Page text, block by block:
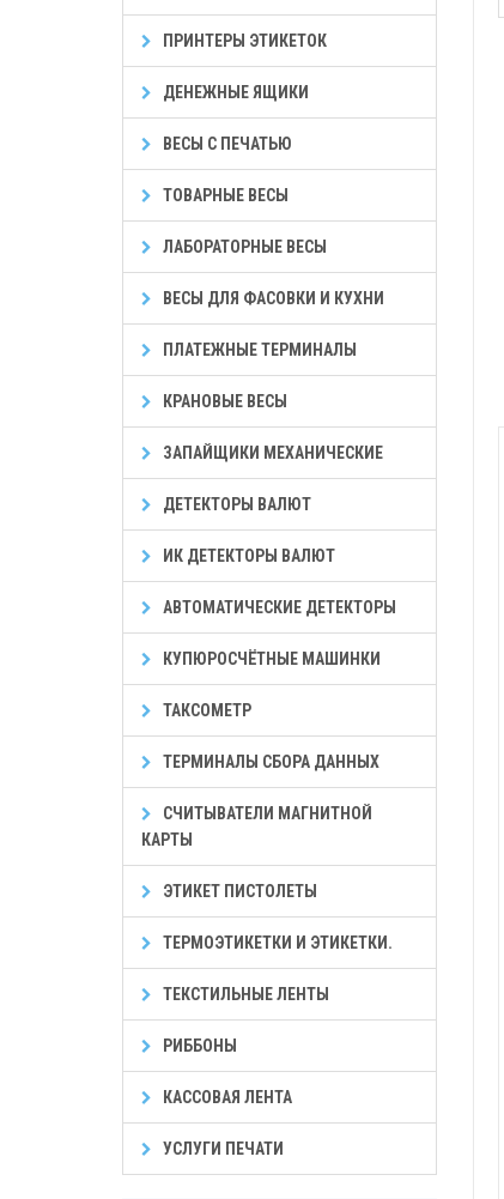
ПРИНТЕРЫ ЭТИКЕТОК
ДЕНЕЖНЫЕ ЯЩИКИ
ВЕСЫ С ПЕЧАТЬЮ
ТОВАРНЫЕ ВЕСЫ
ЛАБОРАТОРНЫЕ ВЕСЫ
ВЕСЫ ДЛЯ ФАСОВКИ И КУХНИ
ПЛАТЕЖНЫЕ ТЕРМИНАЛЫ
КРАНОВЫЕ ВЕСЫ
ЗАПАЙЩИКИ МЕХАНИЧЕСКИЕ
ДЕТЕКТОРЫ ВАЛЮТ
ИК ДЕТЕКТОРЫ ВАЛЮТ
АВТОМАТИЧЕСКИЕ ДЕТЕКТОРЫ
КУПЮРОСЧЁТНЫЕ МАШИНКИ
ТАКСОМЕТР
ТЕРМИНАЛЫ СБОРА ДАННЫХ
СЧИТЫВАТЕЛИ МАГНИТНОЙ
КАРТЫ
ЭТИКЕТ ПИСТОЛЕТЫ
ТЕРМОЭТИКЕТКИ И ЭТИКЕТКИ.
ТЕКСТИЛЬНЫЕ ЛЕНТЫ
РИББОНЫ
КАССОВАЯ ЛЕНТА
УСЛУГИ ПЕЧАТИ